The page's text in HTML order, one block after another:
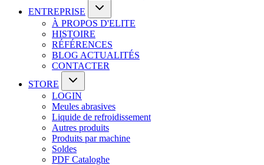
ENTREPRISE
À PROPOS D'ELITE
HISTOIRE
RÉFÉRENCES
BLOG ACTUALITÉS
CONTACTER
STORE
LOGIN
Meules abrasives
Liquide de refroidissement
Autres produits
Produits par machine
Soldes
PDF Cataloghe